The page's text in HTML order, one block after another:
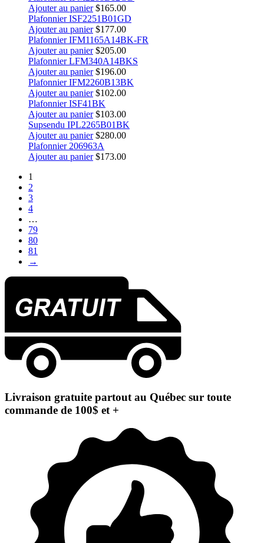
Ajouter au panier $165.00
Plafonnier ISF2251B01GD
Ajouter au panier $177.00
Plafonnier IFM1165A14BK-FR
Ajouter au panier $205.00
Plafonnier LFM340A14BKS
Ajouter au panier $196.00
Plafonnier IFM2260B13BK
Ajouter au panier $102.00
Plafonnier ISF41BK
Ajouter au panier $103.00
Supsendu IPL2265B01BK
Ajouter au panier $280.00
Plafonnier 206963A
Ajouter au panier $173.00
1
2
3
4
…
79
80
81
→
Livraison gratuite partout au Québec sur toute
commande de 100$ et +